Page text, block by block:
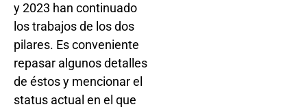
y 2023 han continuado
los trabajos de los dos
pilares. Es conveniente
repasar algunos detalles
de éstos y mencionar el
status actual en el que